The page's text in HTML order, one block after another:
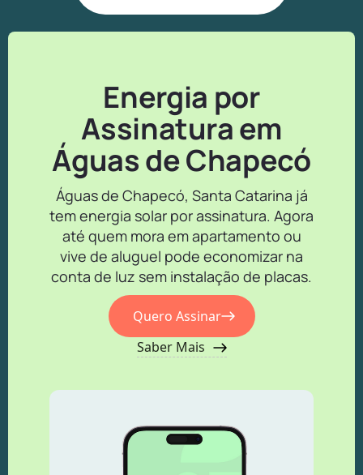
Energia por
Assinatura em
Águas de Chapecó
Águas de Chapecó, Santa Catarina já
tem energia solar por assinatura. Agora
até quem mora em apartamento ou
vive de aluguel pode economizar na
conta de luz sem instalação de placas.
Quero Assinar
Saber Mais